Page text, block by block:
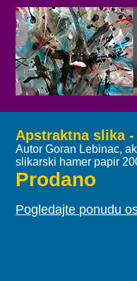
Apstraktna slika
Autor Goran Lebinac,
slikarski hamer papir
Prodano
Pogledajte ponudu